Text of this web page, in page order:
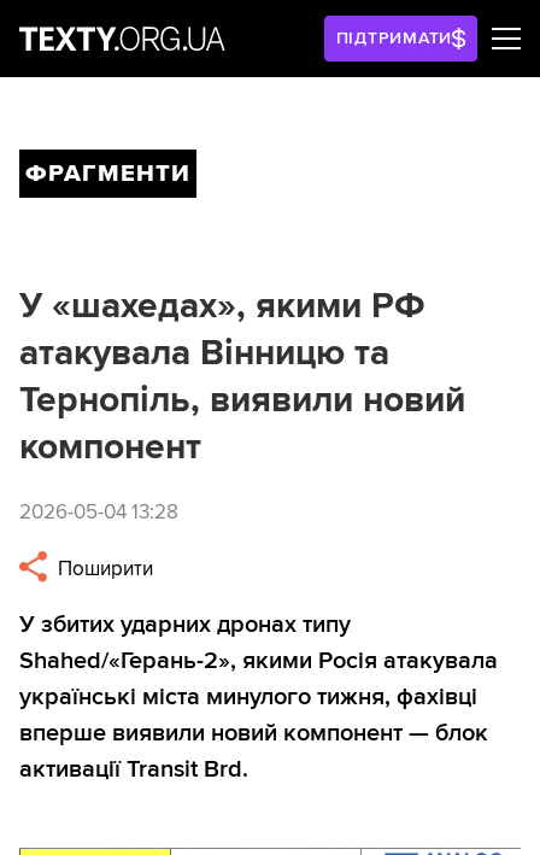
ПІДТРИМАТИ
ФРАГМЕНТИ
У «шахедах», якими РФ
атакувала Вінницю та
Тернопіль, виявили новий
компонент
2026-05-04 13:28
Поширити
У збитих ударних дронах типу
Shahed/«Герань-2», якими Росія атакувала
українські міста минулого тижня, фахівці
вперше виявили новий компонент — блок
активації Transit Brd.